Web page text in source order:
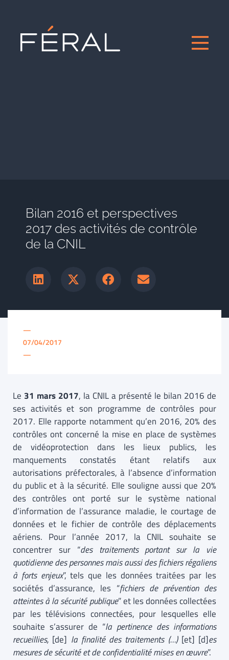
Bilan 2016 et perspectives
2017 des activités de contrôle
de la CNIL
—
07/04/2017
—
Le 31 mars 2017, la CNIL a présenté le bilan 2016 de
ses activités et son programme de contrôles pour
2017. Elle rapporte notamment qu’en 2016, 20% des
contrôles ont concerné la mise en place de systèmes
de vidéoprotection dans les lieux publics, les
manquements constatés étant relatifs aux
autorisations préfectorales, à l’absence d’information
du public et à la sécurité. Elle souligne aussi que 20%
des contrôles ont porté sur le système national
d’information de l’assurance maladie, le courtage de
données et le fichier de contrôle des déplacements
aériens. Pour l’année 2017, la CNIL souhaite se
concentrer sur “des traitements portant sur la vie
quotidienne des personnes mais aussi des fichiers régaliens
à forts enjeux”, tels que les données traitées par les
sociétés d’assurance, les “fichiers de prévention des
atteintes à la sécurité publique” et les données collectées
par les télévisions connectées, pour lesquelles elle
souhaite s’assurer de “la pertinence des informations
recueillies, [de] la finalité des traitements (…)[et] [d]es
mesures de sécurité et de confidentialité mises en œuvre”.